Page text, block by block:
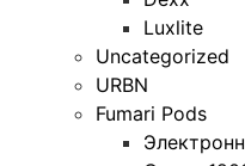
Luxlite
Uncategorized
URBN
Fumari Pods